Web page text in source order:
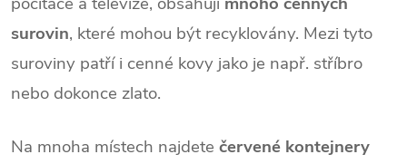
surovin, které mohou být recyklovány. Mezi tyto
suroviny patří i cenné kovy jako je např. stříbro
nebo dokonce zlato.
Na mnoha místech najdete červené kontejnery